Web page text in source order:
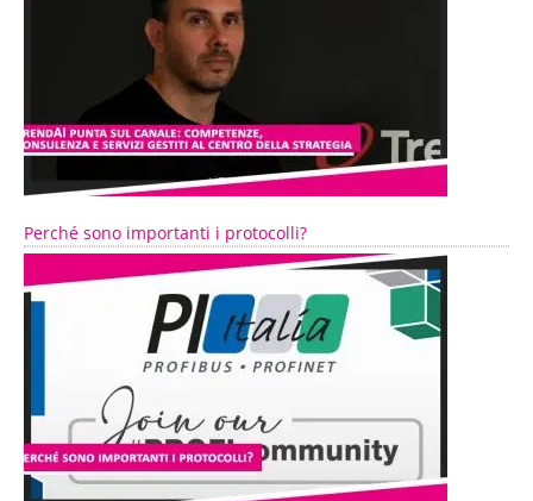
Perché sono importanti i protocolli?